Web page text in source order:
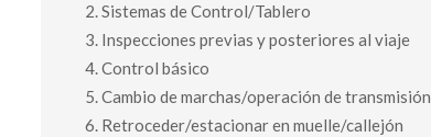
Sistemas de Control/Tablero
Inspecciones previas y posteriores al viaje
Control básico
Cambio de marchas/operación de transmisión
Retroceder/estacionar en muelle/callejón